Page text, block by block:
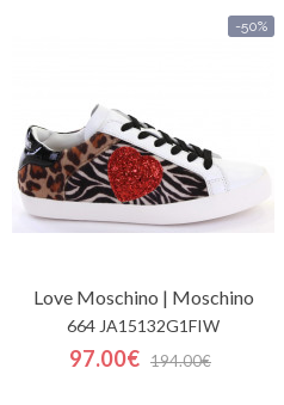
-50%
Love Moschino | Moschino
664 JA15132G1FIW
97.00€ 194.00€